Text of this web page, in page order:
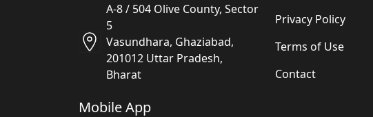
A-8 / 504 Olive County, Sector
5
Vasundhara, Ghaziabad,
201012 Uttar Pradesh,
Bharat
Mobile App
Privacy Policy
Terms of Use
Contact